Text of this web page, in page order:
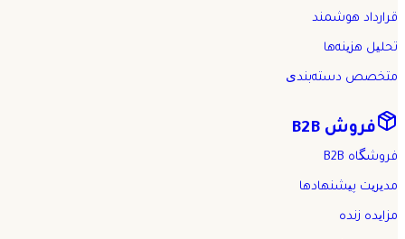
قرارداد هوشمند
تحلیل هزینه‌ها
متخصص دسته‌بندی
فروش B2B
فروشگاه B2B
مدیریت پیشنهادها
مزایده زنده